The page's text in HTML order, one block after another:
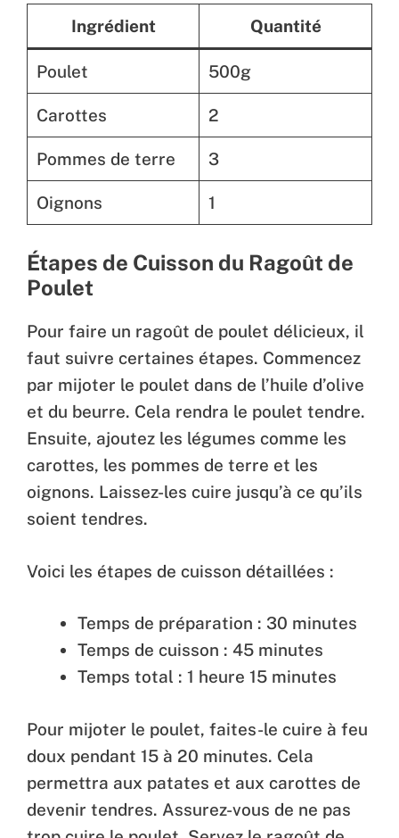
Ingrédient Quantité
Poulet 500g
Carottes 2
Pommes de terre 3
Oignons 1
Étapes de Cuisson du Ragoût de
Poulet
Pour faire un ragoût de poulet délicieux, il
faut suivre certaines étapes. Commencez
par mijoter le poulet dans de l’huile d’olive
et du beurre. Cela rendra le poulet tendre.
Ensuite, ajoutez les légumes comme les
carottes, les pommes de terre et les
oignons. Laissez-les cuire jusqu’à ce qu’ils
soient tendres.
Voici les étapes de cuisson détaillées :
Temps de préparation : 30 minutes
Temps de cuisson : 45 minutes
Temps total : 1 heure 15 minutes
Pour mijoter le poulet, faites-le cuire à feu
doux pendant 15 à 20 minutes. Cela
permettra aux patates et aux carottes de
devenir tendres. Assurez-vous de ne pas